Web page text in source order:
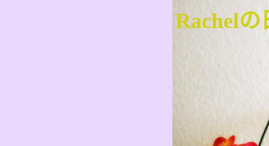
Rachelの